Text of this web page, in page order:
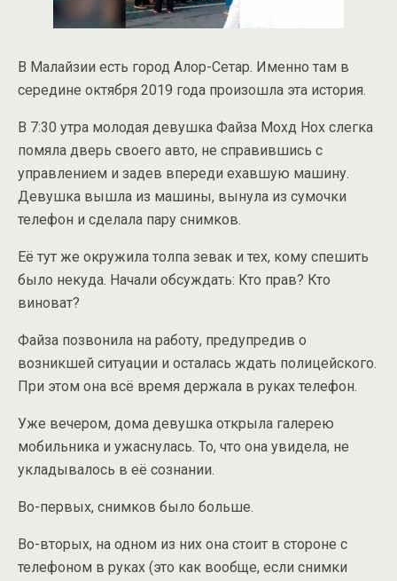
В Малайзии есть город Алор-Сетар. Именно там в
середине октября 2019 года произошла эта история.
В 7:30 утра молодая девушка Файза Мохд Нох слегка
помяла дверь своего авто, не справившись с
управлением и задев впереди ехавшую машину.
Девушка вышла из машины, вынула из сумочки
телефон и сделала пару снимков.
Её тут же окружила толпа зевак и тех, кому спешить
было некуда. Начали обсуждать: Кто прав? Кто
виноват?
Файза позвонила на работу, предупредив о
возникшей ситуации и осталась ждать полицейского.
При этом она всё время держала в руках телефон.
Уже вечером, дома девушка открыла галерею
мобильника и ужаснулась. То, что она увидела, не
укладывалось в её сознании.
Во-первых, снимков было больше.
Во-вторых, на одном из них она стоит в стороне с
телефоном в руках (это как вообще, если снимки